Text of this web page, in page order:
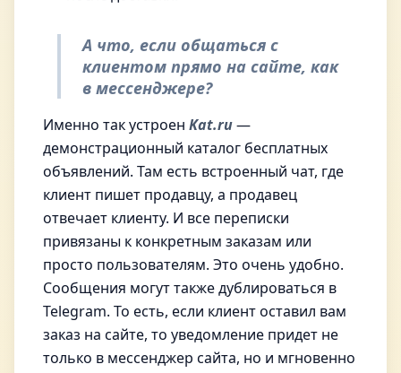
А что, если общаться с
клиентом прямо на сайте, как
в мессенджере?
Именно так устроен Kat.ru—
демонстрационный каталог бесплатных
объявлений. Там есть встроенный чат, где
клиент пишет продавцу, а продавец
отвечает клиенту. И все переписки
привязаны к конкретным заказам или
просто пользователям. Это очень удобно.
Сообщения могут также дублироваться в
Telegram. То есть, если клиент оставил вам
заказ на сайте, то уведомление придет не
только в мессенджер сайта, но и мгновенно